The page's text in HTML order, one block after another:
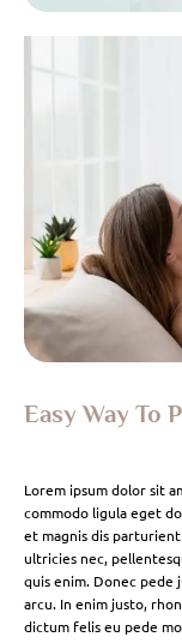
Easy Way To
Lorem ipsum dolor sit
commodo ligula eget
et magnis dis
ultricies nec,
quis enim. Donec
arcu. In enim justo,
dictum felis eu pede